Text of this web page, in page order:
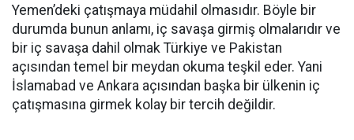
Yemen’deki çatışmaya müdahil olmasıdır. Böyle bir
durumda bunun anlamı, iç savaşa girmiş olmalarıdır ve
bir iç savaşa dahil olmak Türkiye ve Pakistan
açısından temel bir meydan okuma teşkil eder. Yani
İslamabad ve Ankara açısından başka bir ülkenin iç
çatışmasına girmek kolay bir tercih değildir.